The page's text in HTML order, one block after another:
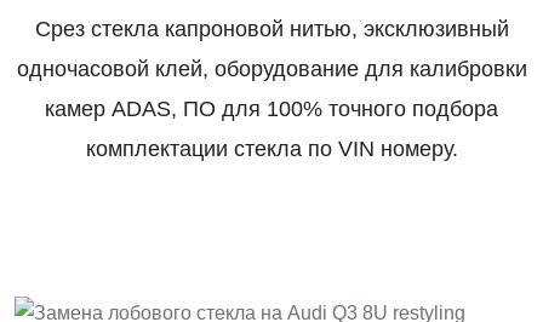
Срез стекла капроновой нитью, эксклюзивный
одночасовой клей, оборудование для калибровки
камер ADAS, ПО для 100% точного подбора
комплектации стекла по VIN номеру.